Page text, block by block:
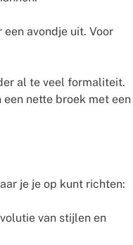
avondje uit. Voor
al te veel formaliteit.
nette broek met een
je je op kunt richten:
van stijlen en